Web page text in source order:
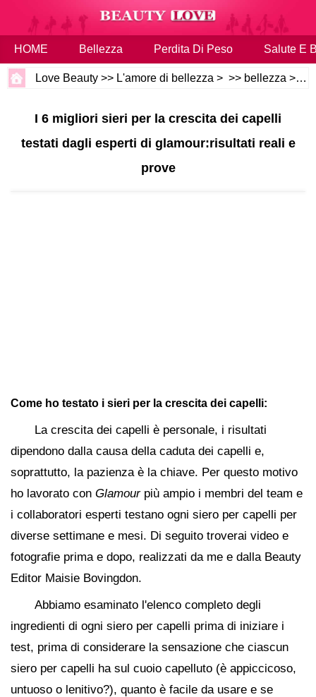
HOME Bellezza Perdita Di Peso Salute E
Love Beauty >> L'amore di bellezza > >> bellezza >>
I 6 migliori sieri per la crescita dei capelli
testati dagli esperti di glamour:risultati reali e
prove
Come ho testato i sieri per la crescita dei capelli:
La crescita dei capelli è personale, i risultati
dipendono dalla causa della caduta dei capelli e,
soprattutto, la pazienza è la chiave. Per questo motivo
ho lavorato con Glamourpiù ampio i membri del team e
i collaboratori esperti testano ogni siero per capelli per
diverse settimane e mesi. Di seguito troverai video e
fotografie prima e dopo, realizzati da me e dalla Beauty
Editor Maisie Bovingdon.
Abbiamo esaminato l'elenco completo degli
ingredienti di ogni siero per capelli prima di iniziare i
test, prima di considerare la sensazione che ciascun
siero per capelli ha sul cuoio capelluto (è appiccicoso,
untuoso o lenitivo?), quanto è facile da usare e se